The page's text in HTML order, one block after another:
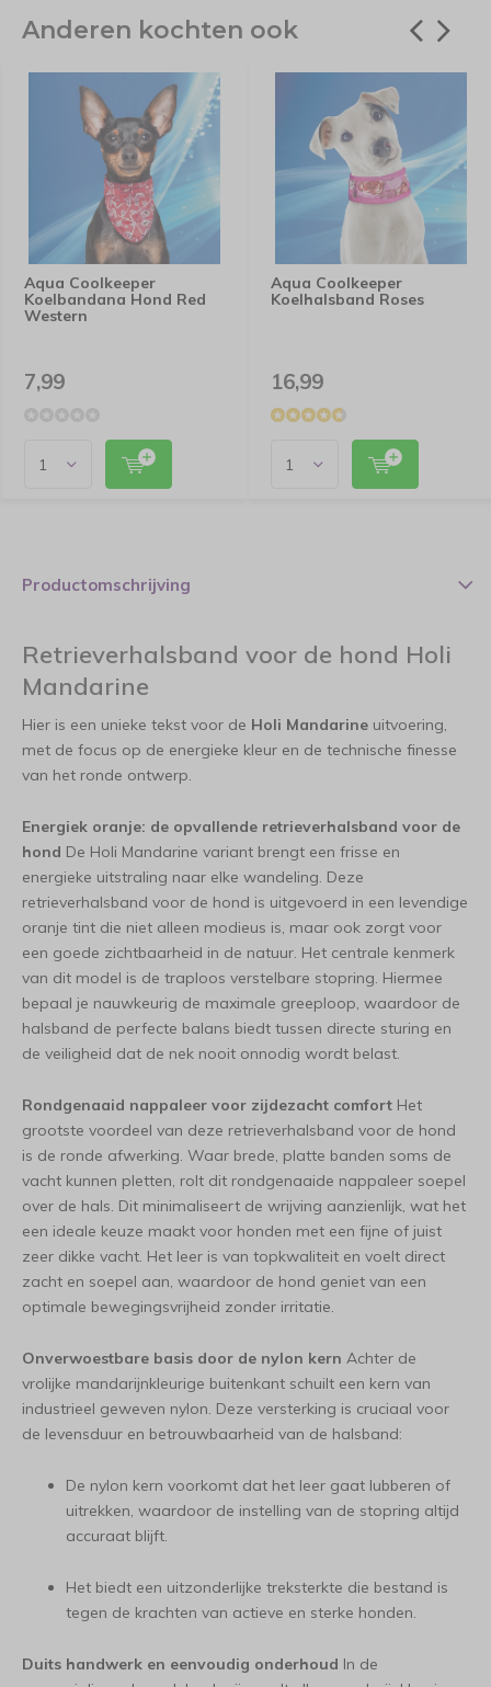
Anderen kochten ook
Aqua Coolkeeper
Koelbandana Hond Red
Western
7,99
Aqua Coolkeeper
Koelhalsband Roses
16,99
Productomschrijving
Retrieverhalsband voor de hond Holi
Mandarine
Hier is een unieke tekst voor de Holi Mandarine uitvoering,
met de focus op de energieke kleur en de technische finesse
van het ronde ontwerp.
Energiek oranje: de opvallende retrieverhalsband voor de
hond De Holi Mandarine variant brengt een frisse en
energieke uitstraling naar elke wandeling. Deze
retrieverhalsband voor de hond is uitgevoerd in een levendige
oranje tint die niet alleen modieus is, maar ook zorgt voor
een goede zichtbaarheid in de natuur. Het centrale kenmerk
van dit model is de traploos verstelbare stopring. Hiermee
bepaal je nauwkeurig de maximale greeploop, waardoor de
halsband de perfecte balans biedt tussen directe sturing en
de veiligheid dat de nek nooit onnodig wordt belast.
Rondgenaaid nappaleer voor zijdezacht comfort Het
grootste voordeel van deze retrieverhalsband voor de hond
is de ronde afwerking. Waar brede, platte banden soms de
vacht kunnen pletten, rolt dit rondgenaaide nappaleer soepel
over de hals. Dit minimaliseert de wrijving aanzienlijk, wat het
een ideale keuze maakt voor honden met een fijne of juist
zeer dikke vacht. Het leer is van topkwaliteit en voelt direct
zacht en soepel aan, waardoor de hond geniet van een
optimale bewegingsvrijheid zonder irritatie.
Onverwoestbare basis door de nylon kern Achter de
vrolijke mandarijnkleurige buitenkant schuilt een kern van
industrieel geweven nylon. Deze versterking is cruciaal voor
de levensduur en betrouwbaarheid van de halsband:
De nylon kern voorkomt dat het leer gaat lubberen of
uitrekken, waardoor de instelling van de stopring altijd
accuraat blijft.
Het biedt een uitzonderlijke treksterkte die bestand is
tegen de krachten van actieve en sterke honden.
Duits handwerk en eenvoudig onderhoud In de